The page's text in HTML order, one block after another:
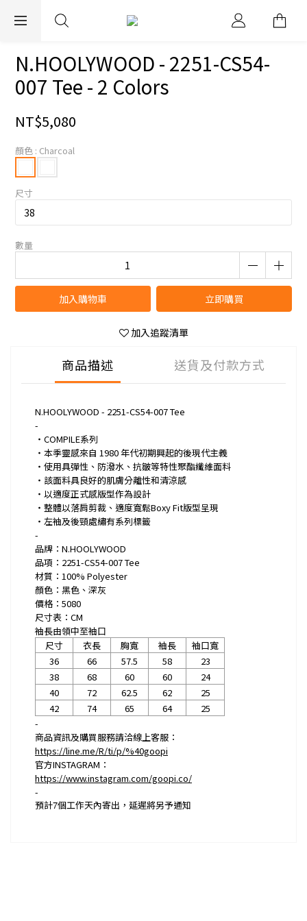
EXPRESS WORLDWIDE SHIPPING
N.HOOLYWOOD - 2251-CS54-
007 Tee - 2 Colors
NT$5,080
顏色 : Charcoal
尺寸
數量
加入購物車 立即購買
加入追蹤清單
商品描述 送貨及付款方式
N.HOOLYWOOD - 2251-CS54-007 Tee
-
・COMPILE系列
・本季靈感來自 1980 年代初期興起的後現代主義
・使用具彈性、防潑水、抗皺等特性聚酯纖維面料
・該面料具良好的肌膚分離性和清涼感
・以適度正式感版型作為設計
・整體以落肩剪裁、適度寬鬆Boxy Fit版型呈現
・左袖及後頸處繡有系列標籤
-
品牌：N.HOOLYWOOD
品項：2251-CS54-007 Tee
材質：100% Polyester
顏色：黑色 、深灰
價格：5080
尺寸表：CM
袖長由領中至袖口
尺寸
衣長 胸寬 袖長
袖口寬
36
66 57.5 58
23
38
68 60 60
24
40
72 62.5 62
25
42
74 65 64
25
-
商品資訊及購買服務請洽線上客服：
https://line.me/R/ti/p/%40goopi
官方INSTAGRAM：
https://www.instagram.com/goopi.co/
-
預計7個工作天內寄出，延遲將另予通知